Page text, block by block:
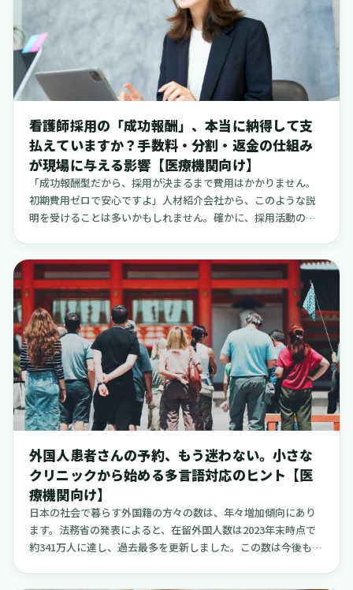
せぬインシデントが起きた時、最初に何をして、どのように報
告したのか」といった、現場の状況が目に浮かぶような「行動
の事実」です。人柄を表す言葉だけでは、その方が自院のチー
ムに加わった後、日々の業務の中でどのように動き、どのよう
に貢献してくれるのかを具体的にイメージするのは、少し難し
いかもしれません。この記事では、推薦文に書かれた人物評
ていくための具体的な方法を整理します。小規模な病院やクリ
ニック、訪問看護ステーション、介護施設など、さまざまな現場
ですぐに試せるような工夫を、実際の取り組み事例を交えなが
らご紹介します。また、個人情報保護などの法律面で注意すべ
き点にも触れ、安心して採用活動を進められるよう配慮しまし
た。記事の最後には、採用候補者と事業所の双方にとって負担
ます。採用における不安を少しでも解消し、「この人と一緒に
働きたい」と心から思える出会いを増やすための一助となれば
幸いです。
看護師採用の「成功報酬」、本当に納得して支
払えていますか？手数料・分割・返金の仕組み
が現場に与える影響【医療機関向け】
「成功報酬型だから、採用が決まるまで費用はかかりません。
初期費用ゼロで安心ですよ」人材紹介会社から、このような説
明を受けることは多いかもしれません。確かに、採用活動の初
で離職してしまい、高額な紹介手数料だけが手元に残ってしま
った、というお悩みもまた、現場でよく耳にする声です。私自
身も、多くの院長先生や看護部長の方々からご相談を受ける中
で、手数料率の設定、支払いのタイミング（分割）、そして返
金（返戻金）に関する規定の作り方一つで、院内の採用に関す
る意思決定や、現場のスタッフの動き方が大きく変わることを
目の当たりにしてきました。この記事では、特定のサービスを
一方的に推奨したり、複雑な理屈を並べたりするのではなく、
公にされている情報や、比較的小規模な医療機関、在宅医療の
現場で実際に起きている事例をできるだけ多く引用しながら、
ていけるのか、その着地点を皆さんと一緒に考えていきたいと
思います。
外国人患者さんの予約、もう迷わない。小さな
クリニックから始める多言語対応のヒント【医
療機関向け】
日本の社会で暮らす外国籍の方々の数は、年々増加傾向にあり
ます。法務省の発表によると、在留外国人数は2023年末時点で
約341万人に達し、過去最多を更新しました。この数は今後も増